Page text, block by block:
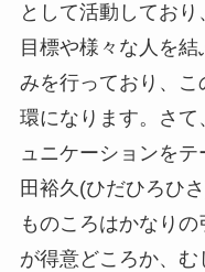
として活動してお
目標や様々な人を
みを行っており、
環になります。さて
ュニケーションを
田裕久(ひだひろひ
ものころはかなり
が得意どころか、